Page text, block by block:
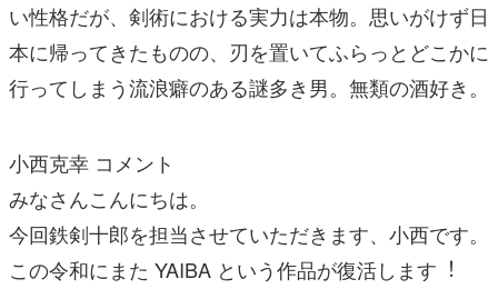
い性格だが、剣術における実⼒は本物。思いがけず⽇
本に帰ってきたものの、刃を置いてふらっとどこかに
⾏ってしまう流浪癖のある謎多き男。無類の酒好き。
⼩⻄克幸 コメント
みなさんこんにちは。
今回鉄剣⼗郎を担当させていただきます、⼩⻄です。
この令和にまた YAIBA という作品が復活します︕